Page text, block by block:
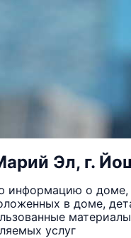
Эл, г.
информацию о доме,
в доме,
услуг